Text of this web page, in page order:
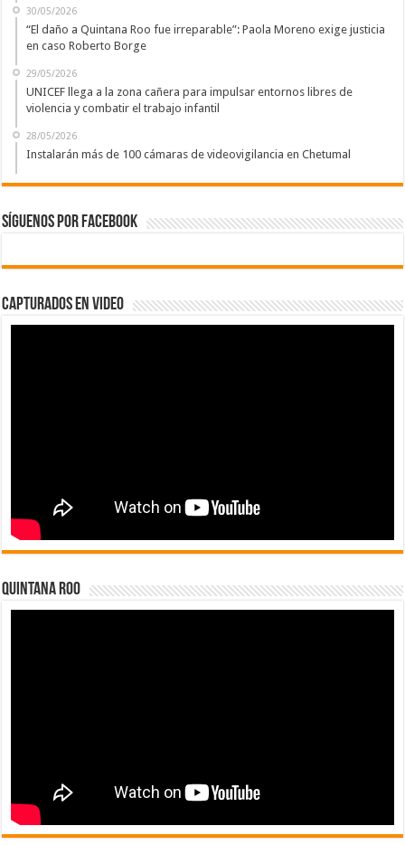
30/05/2026
“El daño a Quintana Roo fue irreparable”: Paola Moreno exige justicia
en caso Roberto Borge
29/05/2026
UNICEF llega a la zona cañera para impulsar entornos libres de
violencia y combatir el trabajo infantil
28/05/2026
Instalarán más de 100 cámaras de videovigilancia en Chetumal
Síguenos por Facebook
Capturados en Video
Quintana Roo